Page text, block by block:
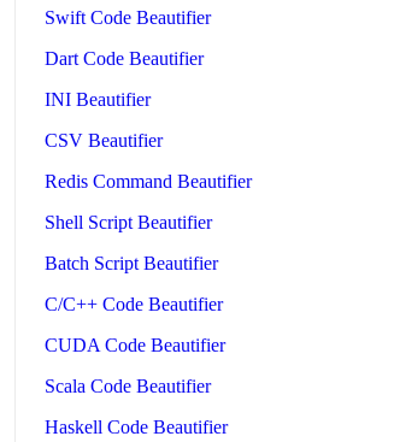
Swift Code Beautifier
Dart Code Beautifier
INI Beautifier
CSV Beautifier
Redis Command Beautifier
Shell Script Beautifier
Batch Script Beautifier
C/C++ Code Beautifier
CUDA Code Beautifier
Scala Code Beautifier
Haskell Code Beautifier